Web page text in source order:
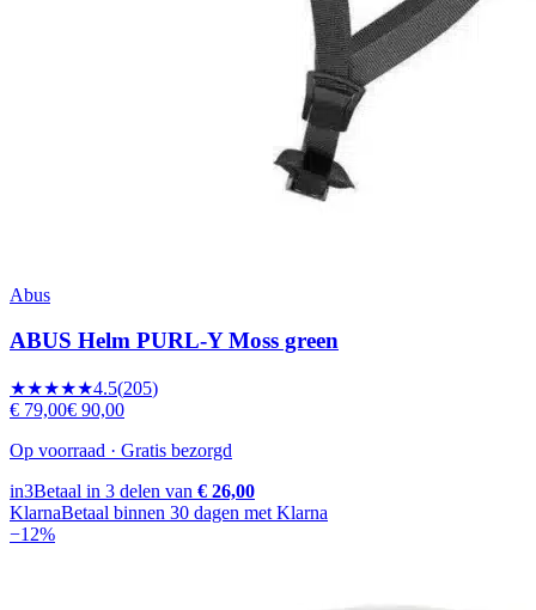
Abus
ABUS Helm PURL-Y Moss green
★★★★★4.5(205)
€ 79,00€ 90,00
Op voorraad · Gratis bezorgd
in3Betaal in 3 delen van € 26,00
KlarnaBetaal binnen 30 dagen met Klarna
−12%